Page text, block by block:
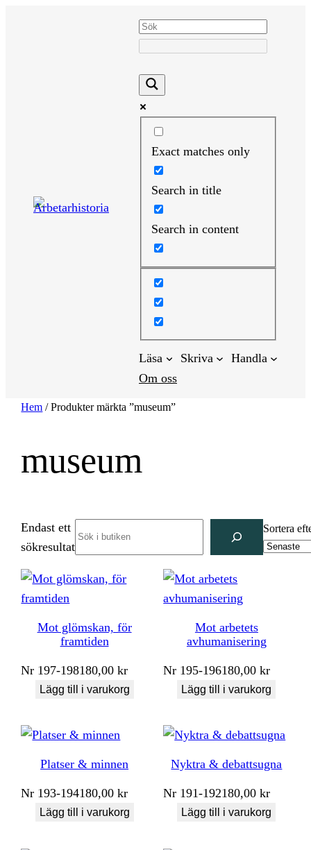
Exact matches only
Search in title
Search in content
Läsa Skriva
Handla
Om oss
Hem / Produkter märkta ”museum”
museum
Endast ett
sökresultat
Sortera
Mot glömskan, för
framtiden
Nr 197-198180,00kr
Lägg till i varukorg
Mot arbetets
avhumanisering
Nr 195-196180,00kr
Lägg till i varukorg
Platser & minnen
Nr 193-194180,00kr
Lägg till i varukorg
Nyktra & debattsugna
Nr 191-192180,00kr
Lägg till i varukorg